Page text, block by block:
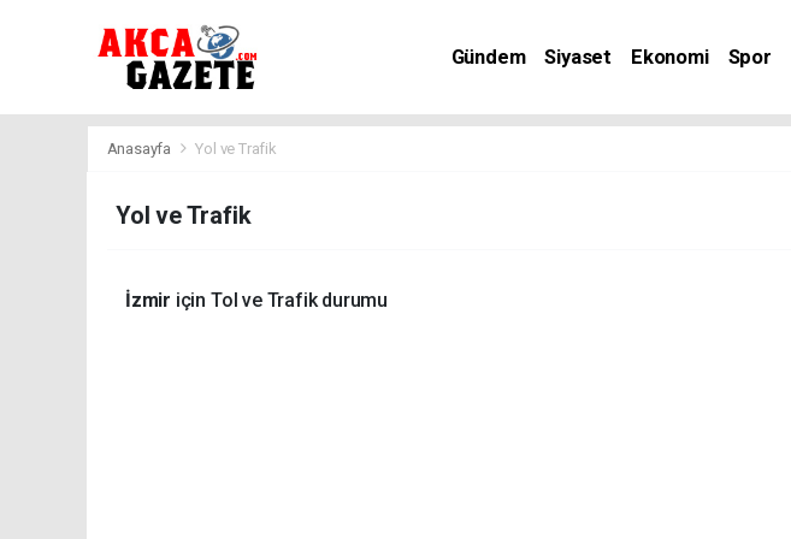
Gündem Siyaset Ekonomi Spor
Anasayfa Yol ve Trafik
Yol ve Trafik
İzmir için Tol ve Trafik durumu